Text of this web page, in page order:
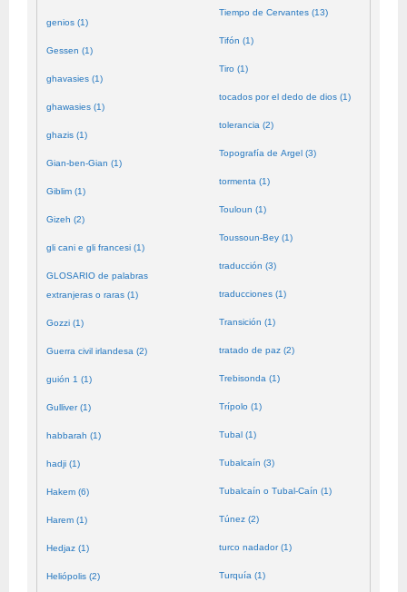
genios (1)
Gessen (1)
ghavasies (1)
ghawasies (1)
ghazis (1)
Gian-ben-Gian (1)
Giblim (1)
Gizeh (2)
gli cani e gli francesi (1)
GLOSARIO de palabras
extranjeras o raras (1)
Gozzi (1)
Guerra civil irlandesa (2)
guión 1 (1)
Gulliver (1)
habbarah (1)
hadji (1)
Hakem (6)
Harem (1)
Hedjaz (1)
Heliópolis (2)
Tiempo de Cervantes (13)
Tifón (1)
Tiro (1)
tocados por el dedo de dios (1)
tolerancia (2)
Topografía de Argel (3)
tormenta (1)
Touloun (1)
Toussoun-Bey (1)
traducción (3)
traducciones (1)
Transición (1)
tratado de paz (2)
Trebisonda (1)
Trípolo (1)
Tubal (1)
Tubalcaín (3)
Tubalcaín o Tubal-Caín (1)
Túnez (2)
turco nadador (1)
Turquía (1)